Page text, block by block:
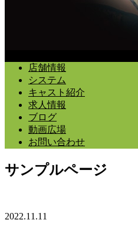
店舗情報
システム
キャスト紹介
求人情報
ブログ
動画広場
お問い合わせ
サンプルページ
2022.11.11